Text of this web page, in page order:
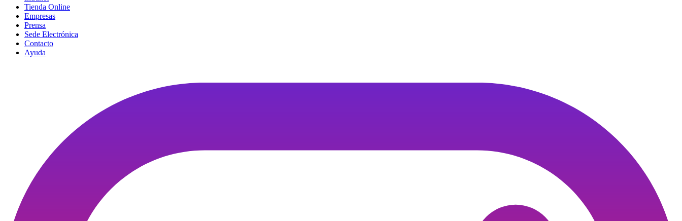
Tienda Online
Empresas
Prensa
Sede Electrónica
Contacto
Ayuda